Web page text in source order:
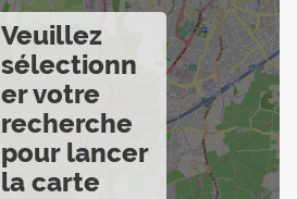
Veuillez
sélectionn
er votre
recherche
pour lancer
la carte